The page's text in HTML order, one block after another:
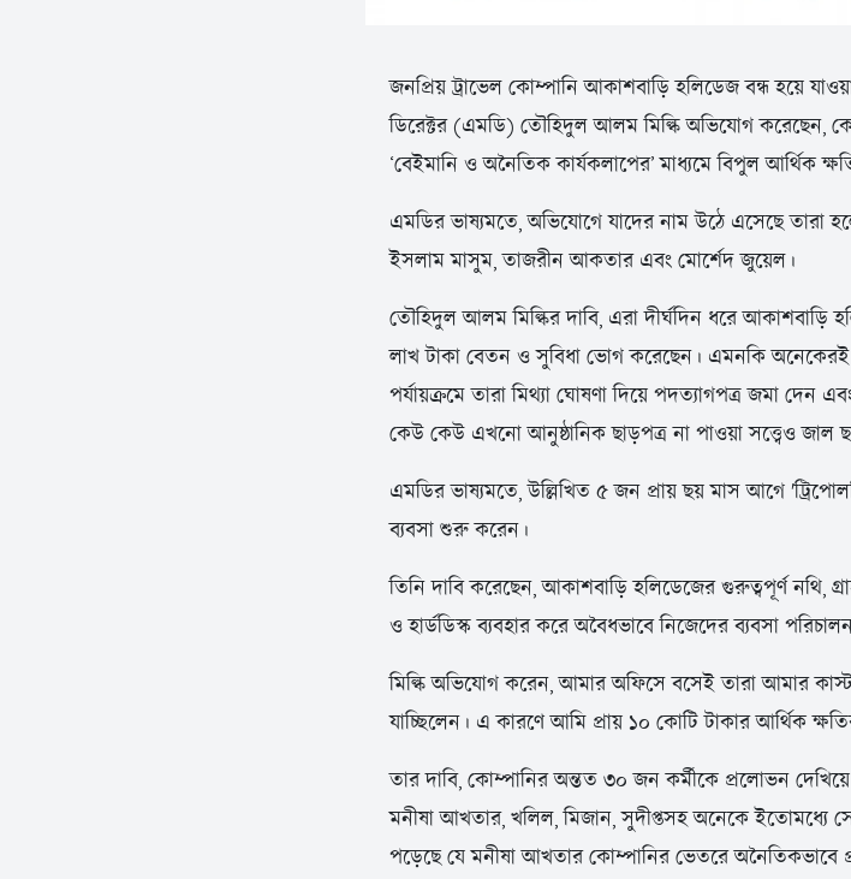
জনপ্রিয় ট্রাভেল কোম্পানি আকাশবাড়ি হলিডেজ বন্ধ হয়ে
ডিরেক্টর (এমডি) তৌহিদুল আলম মিল্কি অভিযোগ করেছেন,
‘বেইমানি ও অনৈতিক কার্যকলাপের’ মাধ্যমে বিপুল আর্থিক
এমডির ভাষ্যমতে, অভিযোগে যাদের নাম উঠে এসেছে তারা
ইসলাম মাসুম, তাজরীন আকতার এবং মোর্শেদ জুয়েল।
তৌহিদুল আলম মিল্কির দাবি, এরা দীর্ঘদিন ধরে আকাশবাড়ি
লাখ টাকা বেতন ও সুবিধা ভোগ করেছেন। এমনকি অনেকেরই
পর্যায়ক্রমে তারা মিথ্যা ঘোষণা দিয়ে পদত্যাগপত্র জমা দেন
কেউ কেউ এখনো আনুষ্ঠানিক ছাড়পত্র না পাওয়া সত্ত্বেও জাল
এমডির ভাষ্যমতে, উল্লিখিত ৫ জন প্রায় ছয় মাস আগে
ব্যবসা শুরু করেন।
তিনি দাবি করেছেন, আকাশবাড়ি হলিডেজের গুরুত্বপূর্ণ নথি,
ও হার্ডডিস্ক ব্যবহার করে অবৈধভাবে নিজেদের ব্যবসা
মিল্কি অভিযোগ করেন, আমার অফিসে বসেই তারা আমার
যাচ্ছিলেন। এ কারণে আমি প্রায় ১০ কোটি টাকার আর্থিক
তার দাবি, কোম্পানির অন্তত ৩০ জন কর্মীকে প্রলোভন
মনীষা আখতার, খলিল, মিজান, সুদীপ্তসহ অনেকে ইতোমধ্যে
পড়েছে যে মনীষা আখতার কোম্পানির ভেতরে অনৈতিকভাবে